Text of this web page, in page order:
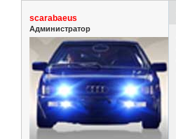
scarabaeus
Администратор